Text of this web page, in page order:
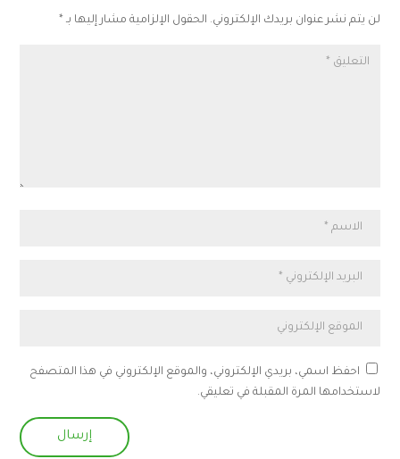
لن يتم نشر عنوان بريدك الإلكتروني. الحقول الإلزامية مشار إليها بـ *
احفظ اسمي، بريدي الإلكتروني، والموقع الإلكتروني في هذا المتصفح
لاستخدامها المرة المقبلة في تعليقي.